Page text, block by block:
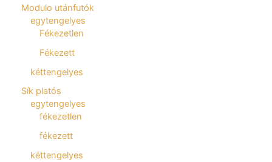
Modulo utánfutók
egytengelyes
Fékezetlen
Fékezett
kéttengelyes
Sík platós
egytengelyes
fékezetlen
fékezett
kéttengelyes